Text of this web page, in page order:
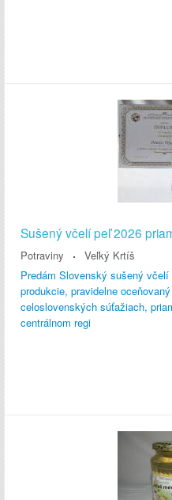
Sušený včelí peľ 2026
Potraviny
Veľký Krtíš
Predám Slovenský sušený
produkcie, pravidelne
celoslovenských súťažiach,
centrálnom regi